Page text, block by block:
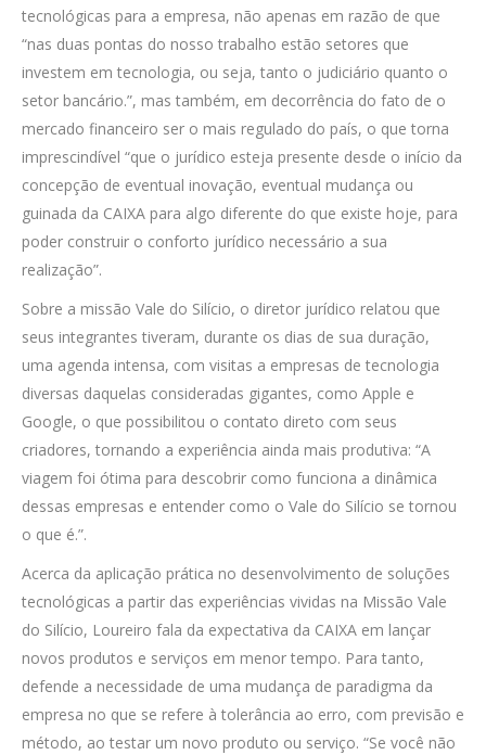
tecnológicas para a empresa, não apenas em razão de que
“nas duas pontas do nosso trabalho estão setores que
investem em tecnologia, ou seja, tanto o judiciário quanto o
setor bancário.”, mas também, em decorrência do fato de o
mercado financeiro ser o mais regulado do país, o que torna
imprescindível “que o jurídico esteja presente desde o início da
concepção de eventual inovação, eventual mudança ou
guinada da CAIXA para algo diferente do que existe hoje, para
poder construir o conforto jurídico necessário a sua
realização”.
Sobre a missão Vale do Silício, o diretor jurídico relatou que
seus integrantes tiveram, durante os dias de sua duração,
uma agenda intensa, com visitas a empresas de tecnologia
diversas daquelas consideradas gigantes, como Apple e
Google, o que possibilitou o contato direto com seus
criadores, tornando a experiência ainda mais produtiva: “A
viagem foi ótima para descobrir como funciona a dinâmica
dessas empresas e entender como o Vale do Silício se tornou
o que é.”.
Acerca da aplicação prática no desenvolvimento de soluções
tecnológicas a partir das experiências vividas na Missão Vale
do Silício, Loureiro fala da expectativa da CAIXA em lançar
novos produtos e serviços em menor tempo. Para tanto,
defende a necessidade de uma mudança de paradigma da
empresa no que se refere à tolerância ao erro, com previsão e
método, ao testar um novo produto ou serviço. “Se você não